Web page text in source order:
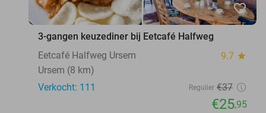
favorite_border
3-gangen keuzediner bij Eetcafé Halfweg
Eetcafé Halfweg Ursem
9.7 star
Ursem (8 km)
Verkocht: 111
Regulier €37
€25,95